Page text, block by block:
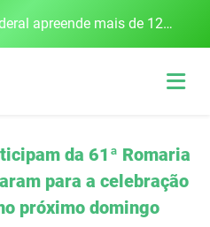
Polícia Rodoviária Federal apreende mais de 120 quilos de maconha na BR-386, em Frederico Westphalen
da 61ª Romaria
para a celebração
próximo domingo